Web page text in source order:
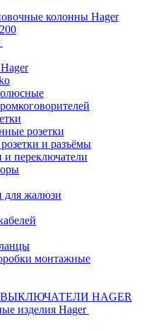
колонны Hager
розетки
и разъёмы
переключатели
для жалюзи
монтажные
HAGER
изделия Hager